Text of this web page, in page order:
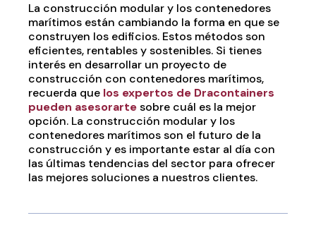
La construcción modular y los contenedores
marítimos están cambiando la forma en que se
construyen los edificios. Estos métodos son
eficientes, rentables y sostenibles. Si tienes
interés en desarrollar un proyecto de
construcción con contenedores marítimos,
recuerda que los expertos de Dracontainers
pueden asesorartesobre cuál es la mejor
opción. La construcción modular y los
contenedores marítimos son el futuro de la
construcción y es importante estar al día con
las últimas tendencias del sector para ofrecer
las mejores soluciones a nuestros clientes.